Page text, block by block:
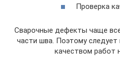
Проверка
Сварочные дефекты чаще
части шва. Поэтому следует
качеством работ